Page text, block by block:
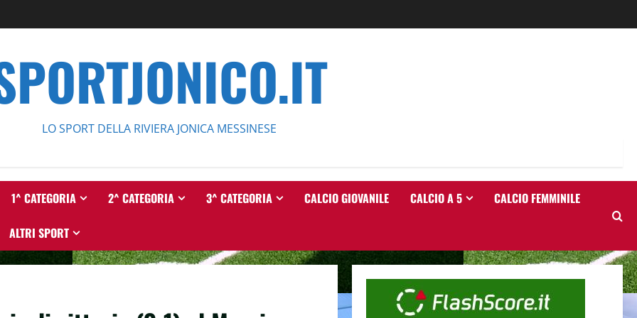
LO SPORT DELLA RIVIERA JONICA MESSINESE
1^ CATEGORIA 2^ CATEGORIA 3^ CATEGORIA CALCIO GIOVANILE CALCIO A 5 CALCIO FEMMINILE
ALTRI SPORT